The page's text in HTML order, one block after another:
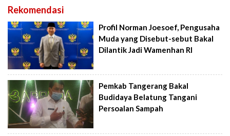
Rekomendasi
Profil Norman Joesoef, Pengusaha
Muda yang Disebut-sebut Bakal
Dilantik Jadi Wamenhan RI
Pemkab Tangerang Bakal
Budidaya Belatung Tangani
Persoalan Sampah